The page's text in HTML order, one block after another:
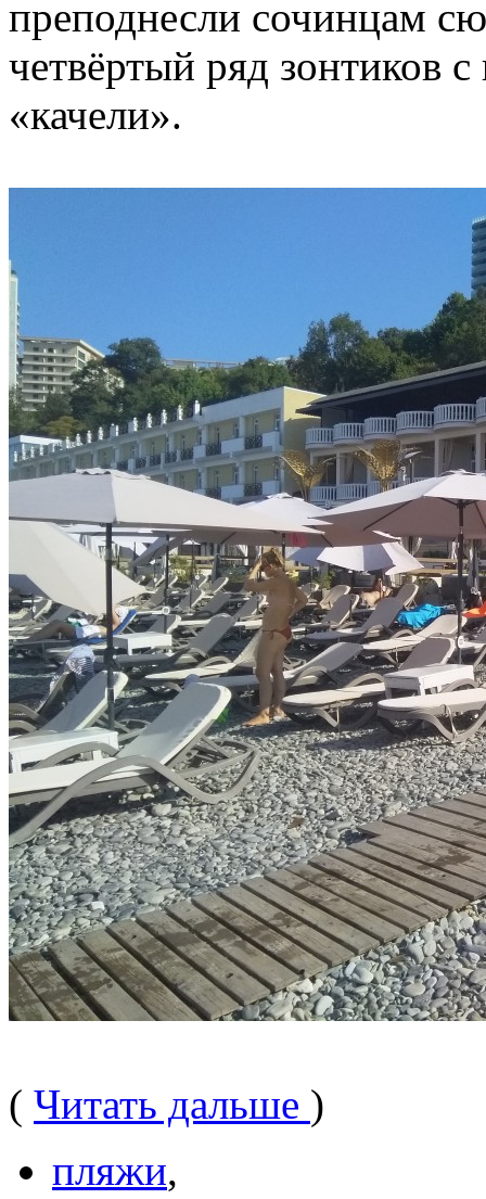
преподнесли сочинцам
четвёртый ряд зонтиков
«качели».
( Читать дальше )
пляжи,